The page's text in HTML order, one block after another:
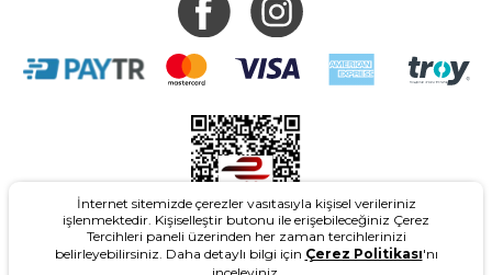
İnternet sitemizde çerezler vasıtasıyla kişisel verileriniz
işlenmektedir. Kişiselleştir butonu ile erişebileceğiniz Çerez
Tercihleri paneli üzerinden her zaman tercihlerinizi
belirleyebilirsiniz. Daha detaylı bilgi için Çerez Politikası'nı